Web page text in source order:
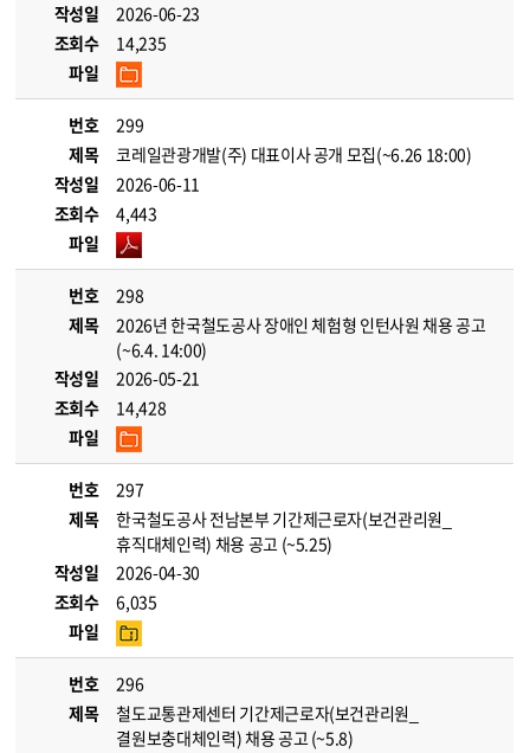
작성일
2026-06-23
조회수
14,235
파일
번호
299
제목
코레일관광개발(주) 대표이사 공개 모집(~6.26 18:00)
작성일
2026-06-11
조회수
4,443
파일
번호
298
제목
2026년 한국철도공사 장애인 체험형 인턴사원 채용 공고
(~6.4. 14:00)
작성일
2026-05-21
조회수
14,428
파일
번호
297
제목
한국철도공사 전남본부 기간제근로자(보건관리원_
휴직대체인력) 채용 공고 (~5.25)
작성일
2026-04-30
조회수
6,035
파일
번호
296
제목
철도교통관제센터 기간제근로자(보건관리원_
결원보충대체인력) 채용 공고 (~5.8)